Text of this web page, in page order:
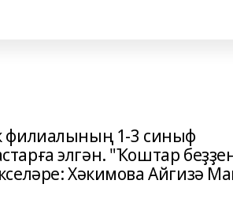
филиалының 1-3 синыф
элгән. "Ҡоштар
Хәкимова Айгизә